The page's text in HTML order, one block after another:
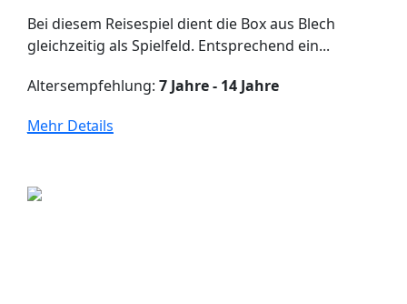
Bei diesem Reisespiel dient die Box aus Blech
gleichzeitig als Spielfeld. Entsprechend ein...
Altersempfehlung: 7 Jahre - 14 Jahre
Mehr Details